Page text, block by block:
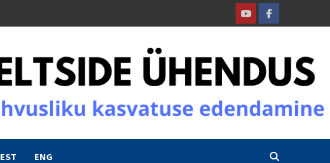
YoutubeFacebook
EST ENG